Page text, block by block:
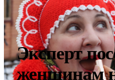
Эксперт
женщинам